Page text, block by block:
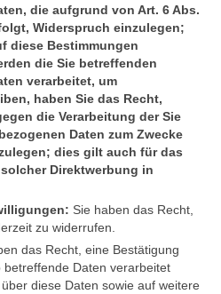
die aufgrund von Art. 6 Abs.
Widerspruch einzulegen;
diese Bestimmungen
die Sie betreffenden
verarbeitet, um
haben Sie das Recht,
die Verarbeitung der Sie
Daten zum Zwecke
dies gilt auch für das
Direktwerbung in
Sie haben das Recht,
zu widerrufen.
das Recht, eine Bestätigung
Daten verarbeitet
diese Daten sowie auf weitere